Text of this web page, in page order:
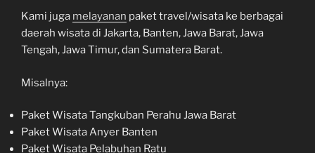
Kami juga melayanan paket travel/wisata ke berbagai
daerah wisata di Jakarta, Banten, Jawa Barat, Jawa
Tengah, Jawa Timur, dan Sumatera Barat.
Misalnya:
Paket Wisata Tangkuban Perahu Jawa Barat
Paket Wisata Anyer Banten
Paket Wisata Pelabuhan Ratu